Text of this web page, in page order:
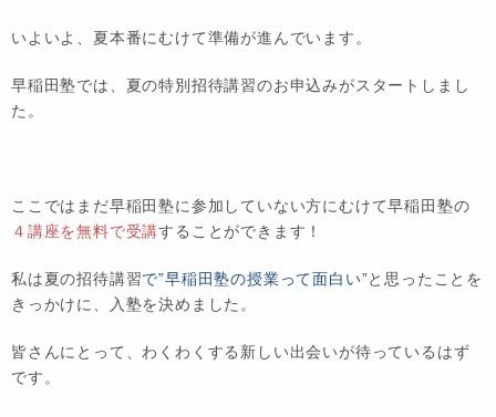
いよいよ、夏本番にむけて準備が進んでいます。
早稲田塾では、夏の特別招待講習のお申込みがスタートしまし
た。
ここではまだ早稲田塾に参加していない方にむけて早稲田塾の
４講座を無料で受講することができます！
私は夏の招待講習で”早稲田塾の授業って面白い”と思ったことを
きっかけに、入塾を決めました。
皆さんにとって、わくわくする新しい出会いが待っているはず
です。